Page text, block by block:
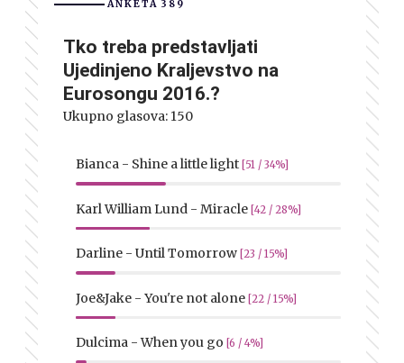
ANKETA 389
Tko treba predstavljati
Ujedinjeno Kraljevstvo na
Eurosongu 2016.?
Ukupno glasova: 150
Bianca - Shine a little light [51 / 34%]
Karl William Lund - Miracle [42 / 28%]
Darline - Until Tomorrow [23 / 15%]
Joe&Jake - You're not alone [22 / 15%]
Dulcima - When you go [6 / 4%]